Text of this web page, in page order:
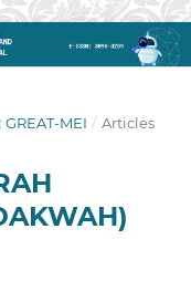
GREAT-MEI / Articles